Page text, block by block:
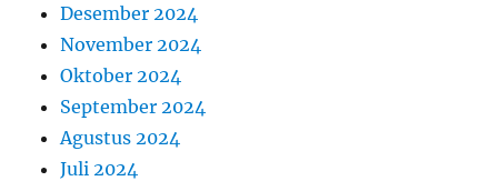
Desember 2024
November 2024
Oktober 2024
September 2024
Agustus 2024
Juli 2024